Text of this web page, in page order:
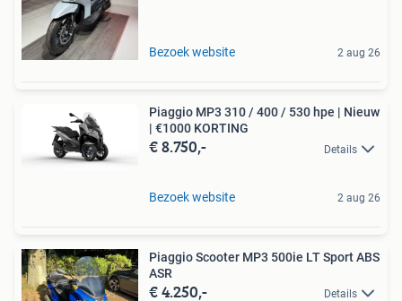
Bezoek website 2 aug 26
Piaggio MP3 310 / 400 / 530 hpe | Nieuw
| €1000 KORTING
€ 8.750,- Details
Bezoek website 2 aug 26
Piaggio Scooter MP3 500ie LT Sport ABS
ASR
€ 4.250,- Details